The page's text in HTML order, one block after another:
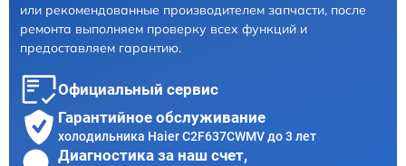
или рекомендованные производителем запчасти, после
ремонта выполняем проверку всех функций и
предоставляем гарантию.
Официальный сервис
Гарантийное обслуживание
холодильника Haier C2F637CWMV до 3 лет
Диагностика за наш счет,